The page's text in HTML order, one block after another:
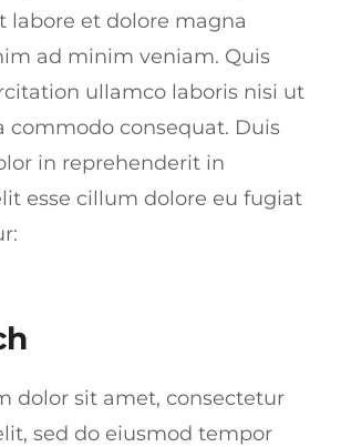
labore et dolore magna
ad minim veniam. Quis
ullamco laboris nisi ut
commodo consequat. Duis
in reprehenderit in
esse cillum dolore eu fugiat
dolor sit amet, consectetur
sed do eiusmod tempor